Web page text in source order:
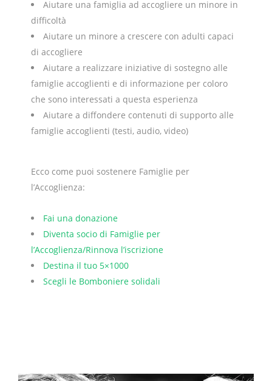
Aiutare una famiglia ad accogliere un minore in
difficoltà
Aiutare un minore a crescere con adulti capaci
di accogliere
Aiutare a realizzare iniziative di sostegno alle
famiglie accoglienti e di informazione per coloro
che sono interessati a questa esperienza
Aiutare a diffondere contenuti di supporto alle
famiglie accoglienti (testi, audio, video)
Ecco come puoi sostenere Famiglie per
l’Accoglienza:
Fai una donazione
Diventa socio di Famiglie per
l’Accoglienza/Rinnova l’iscrizione
Destina il tuo 5×1000
Scegli le Bomboniere solidali